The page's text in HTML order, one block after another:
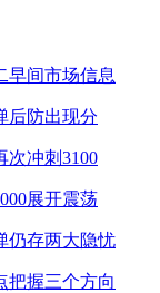
早间市场信息
后防出现分
次冲刺3100
展开震荡
仍存两大隐忧
把握三个方向